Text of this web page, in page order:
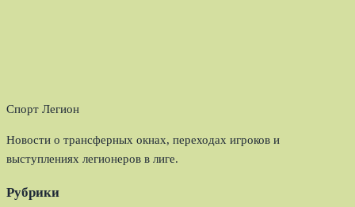
Спорт Легион
Новости о трансферных окнах, переходах игроков и
выступлениях легионеров в лиге.
Рубрики